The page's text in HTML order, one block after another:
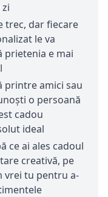
trec, dar fiecare
le va
prietenia e mai
printre amici sau
o persoană
cadou
ideal
ce ai ales cadoul
creativă, pe
vrei tu pentru a-